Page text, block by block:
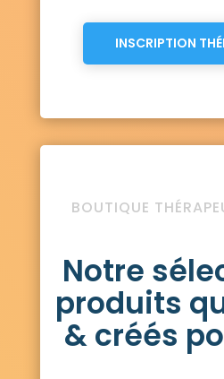
INSCRIPTION
BOUTIQUE
Notre
produits
& créés